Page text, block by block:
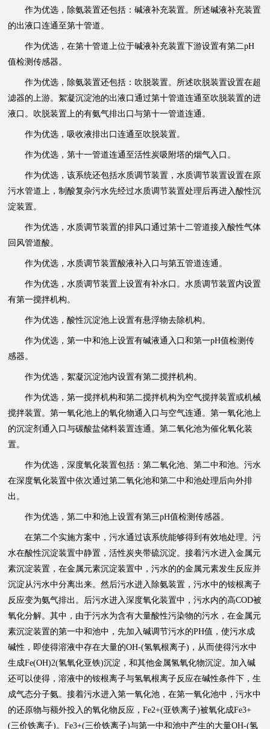
作为优选，除氨装置还包括：碱液补充装置。所述碱液补充装置
的出液口连通至第十管道。
作为优选，在第十管道上位于碱液补充装置下游设置有第二pH
值检测传感器。
作为优选，除氨装置还包括：吹脱装置。所述吹脱装置设置在超
滤器的上游。絮凝沉淀池的出液口通过第十管道连通至吹脱装置的进
液口。吹脱装置上的有氨气排出口与第十一管道连通。
作为优选，吸收液排出口连通至吹脱装置。
作为优选，第十一管道连通至活性炭吸附塔的烟气入口。
作为优选，该系统还包括水质调节装置，水质调节装置设置在原
污水管道上，制酸复杂污水先经过水质调节装置处理后再进入酸性沉
淀装置。
作为优选，水质调节装置的排风口通过第十二管道接入酸性气体
回风管道酸。
作为优选，水质调节装置酸液补入口与第五管道连通。
作为优选，水质调节装置上设置有补水口。水质调节装置内设置
有第一搅拌机构。
作为优选，酸性沉淀池上设置有悬浮物去除机构。
作为优选，第一中和池上设置有碱液通入口和第一pH值检测传
感器。
作为优选，絮凝沉淀池内设置有第二搅拌机构。
作为优选，第一搅拌机构和第二搅拌机构为空气搅拌装置或机械
搅拌装置。第一氧化池上的氧化物通入口与空气连通。第一氧化池上
的沉淀剂通入口与碳酸盐储料装置连通。第二氧化池为催化氧化装
置。
作为优选，深度氧化装置包括：第二氧化池、第二中和池。污水
在深度氧化装置中依次通过第二氧化池和第二中和池处理后向外排
出。
作为优选，第二中和池上设置有第三pH值检测传感器。
在第二个实施方案中，污水通过该系统能够得到有效地处理。污
水在酸性沉淀装置中静置，活性炭夹带硫沉淀。接着污水进入金属元
素沉淀装置，在金属元素沉淀装置中，污水的的金属元素发生反应并
沉淀从污水中分离出来。然后污水进入除氨装置，污水中的铵根离子
反应变为氨气排出。后污水进入深度氧化装置中，污水内的高COD被
氧化分解。其中，由于污水为含有大量酸性污染物的污水，在金属元
素沉淀装置的第一中和池中，先加入碱调节污水的PH值，使污水成
碱性，即使得溶液中存在大量的OH-(氢氧根离子)，从而使得污水中
生成Fe(OH)2(氢氧化亚铁)沉淀，和其他金属氢氧化物沉淀。加入碱
还可以使得，溶液中的铵根离子与氢氧根离子反应在碱性条件下，生
成气态分子氨。接着污水进入第一氧化池，在第一氧化池中，污水中
的还原物与额外投入的氧化物反应，Fe2+(亚铁离子)被氧化成Fe3+
(三价铁离子)。Fe3+(三价铁离子)与第一中和池中产生的大量OH-(氢